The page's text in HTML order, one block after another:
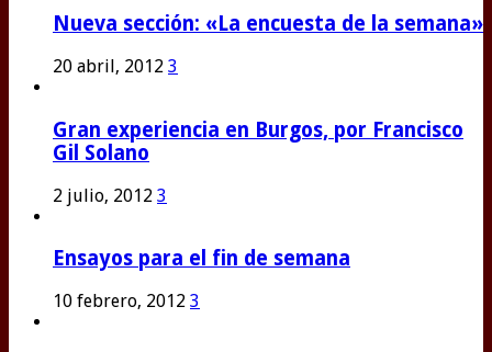
Nueva sección: «La encuesta de la semana»
20 abril, 2012 3
Gran experiencia en Burgos, por Francisco
Gil Solano
2 julio, 2012 3
Ensayos para el fin de semana
10 febrero, 2012 3